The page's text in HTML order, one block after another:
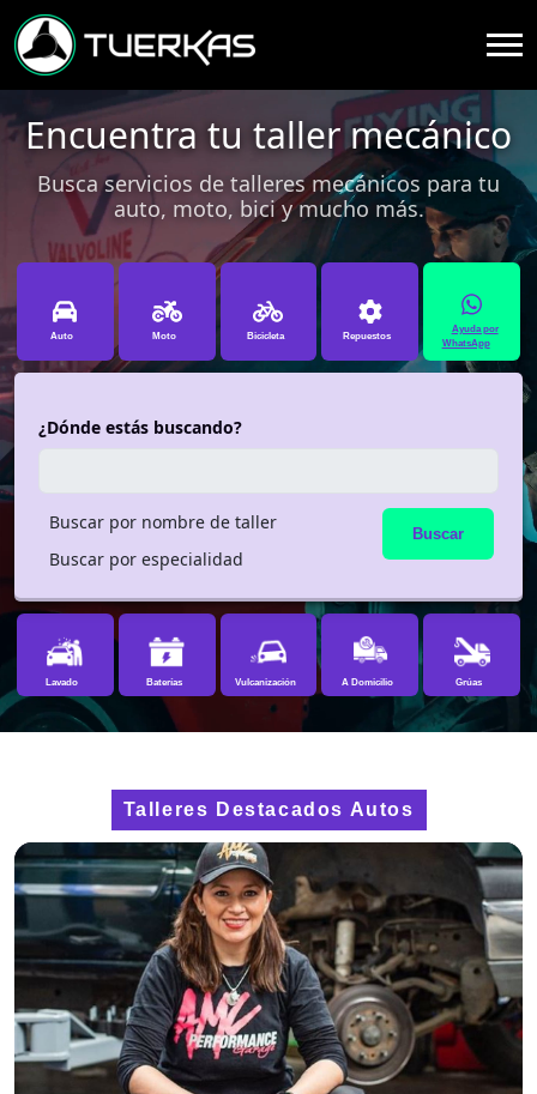
Encuentra tu taller mecánico
Busca servicios de talleres mecánicos para tu
auto, moto, bici y mucho más.
Auto Moto Bicicleta Repuestos
Ayuda por
WhatsApp
¿Dónde estás buscando?
Buscar por nombre de taller
Buscar
Buscar por especialidad
Lavado Baterías Vulcanización A Domicilio Grúas
Talleres Destacados Autos